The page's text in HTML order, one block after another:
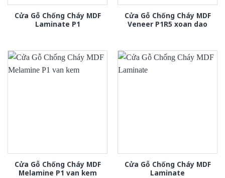
Cửa Gỗ Chống Cháy MDF
Laminate P1
Cửa Gỗ Chống Cháy MDF
Veneer P1R5 xoan dao
Cửa Gỗ Chống Cháy MDF
Melamine P1 van kem
Cửa Gỗ Chống Cháy MDF
Laminate